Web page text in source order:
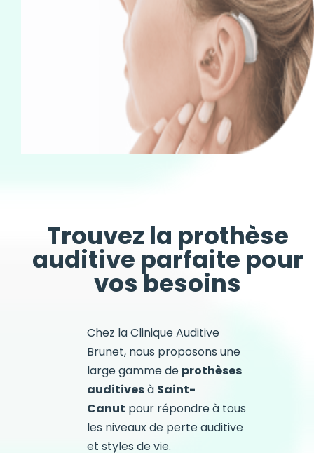
Trouvez la prothèse
auditive parfaite pour
vos besoins
Chez la Clinique Auditive
Brunet, nous proposons une
large gamme de prothèses
auditivesà Saint-
Canut pour répondre à tous
les niveaux de perte auditive
et styles de vie.